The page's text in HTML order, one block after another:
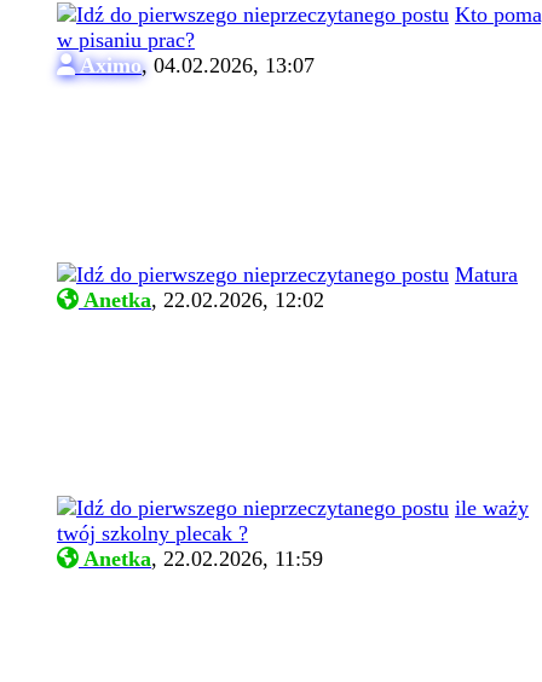
Kto
w pisaniu prac?
Aximo, 04.02.2026, 13:07
Matura
Anetka, 22.02.2026, 12:02
ile waży
twój szkolny plecak ?
Anetka, 22.02.2026, 11:59